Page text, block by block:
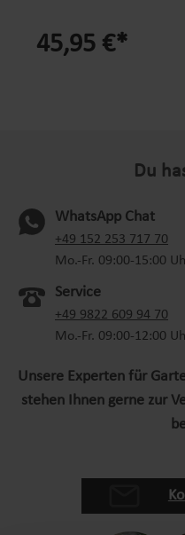
ermöglicht es Kindern,
den beweglichen
Rutschfahrzeug oder als
unterschiedliche
Unser Kinderfahrzeug
offizielles Lizenzprodukt
anspruchsvollen
robustem Kunststoff, ist
Es ist leicht zu bewegen
Abenteurern, ihre
Kinderbagger dient nicht
anderen zu interagieren
schlüpfen.Durch das
45,95 €*
Du
WhatsApp Chat
+49 152 253 717 70
Mo.-Fr. 09:00-15:00
Service
+49 9822 609 94 70
Mo.-Fr. 09:00-12:00
Unsere Experten für
stehen Ihnen gerne zur